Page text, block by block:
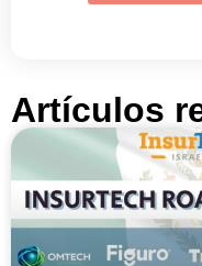
Artículos